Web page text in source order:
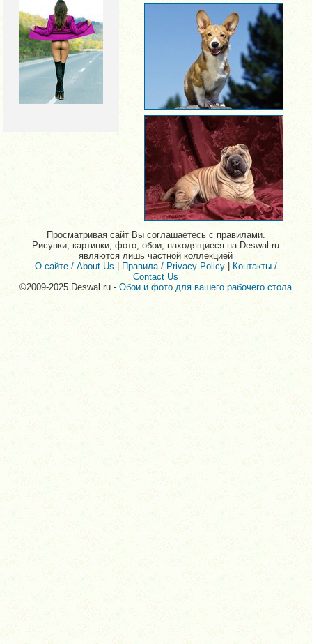
Просматривая сайт Вы соглашаетесь с правилами.
Рисунки, картинки, фото, обои, находящиеся на Deswal.ru
являются лишь частной коллекцией
О сайте / About Us |Правила / Privacy Policy | Контакты /
Contact Us
©2009-2025 Deswal.ru -Обои и фото для вашего рабочего стола